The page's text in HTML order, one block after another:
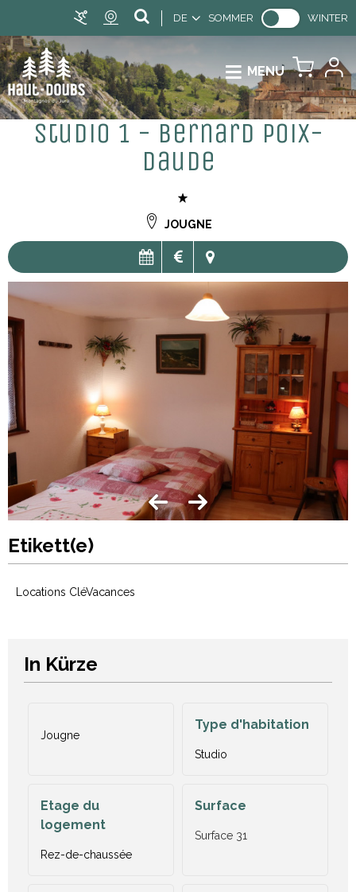
DE SOMMER WINTER
MENU
Studio 1 - Bernard Poix-
Daude
JOUGNE
Etikett(e)
Locations CléVacances
In Kürze
Jougne
Type d'habitation
Studio
Etage du
logement
Rez-de-chaussée
Surface
Surface 31